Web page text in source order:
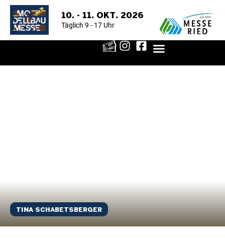
10. - 11. OKT. 2026
Täglich 9 - 17 Uhr
TINA SCHABETSBERGER